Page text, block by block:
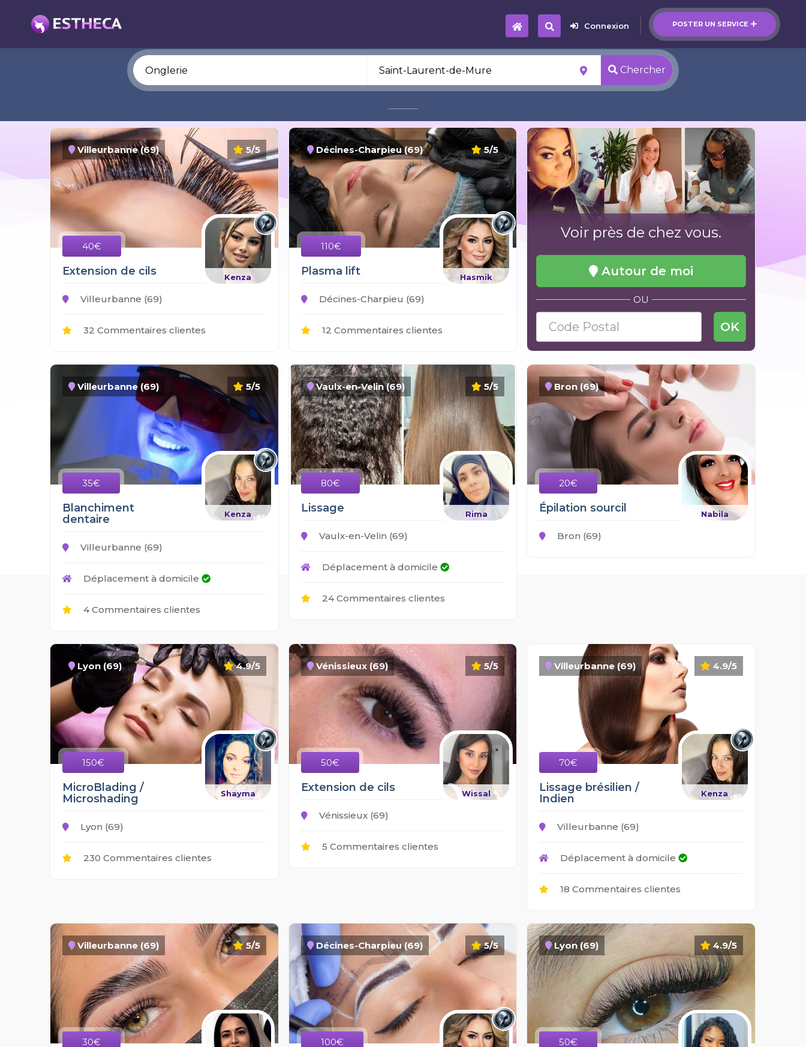
POSTER UN SERVICE
Connexion
Chercher
5/5
Villeurbanne (69)
40€
Kenza
Extension de cils
Villeurbanne (69)
32 Commentaires clientes
5/5
Décines-Charpieu (69)
110€
Hasmik
Plasma lift
Décines-Charpieu (69)
12 Commentaires clientes
Voir près de chez vous.
Autour de moi
OU
OK
5/5
Villeurbanne (69)
35€
Kenza
Blanchiment
dentaire
Villeurbanne (69)
Déplacement à domicile
4 Commentaires clientes
5/5
Vaulx-en-Velin (69)
80€
Rima
Lissage
Vaulx-en-Velin (69)
Déplacement à domicile
24 Commentaires clientes
Bron (69)
20€
Nabila
Épilation sourcil
Bron (69)
4.9/5
Lyon (69)
150€
Shayma
MicroBlading /
Microshading
Lyon (69)
230 Commentaires clientes
5/5
Vénissieux (69)
50€
Wissal
Extension de cils
Vénissieux (69)
5 Commentaires clientes
4.9/5
Villeurbanne (69)
70€
Kenza
Lissage brésilien /
Indien
Villeurbanne (69)
Déplacement à domicile
18 Commentaires clientes
5/5
Villeurbanne (69)
30€
5/5
Décines-Charpieu (69)
100€
4.9/5
Lyon (69)
50€